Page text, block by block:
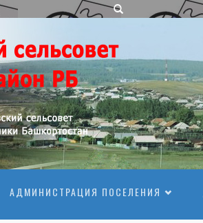
АДМИНИСТРАЦИЯ ПОСЕЛЕНИЯ